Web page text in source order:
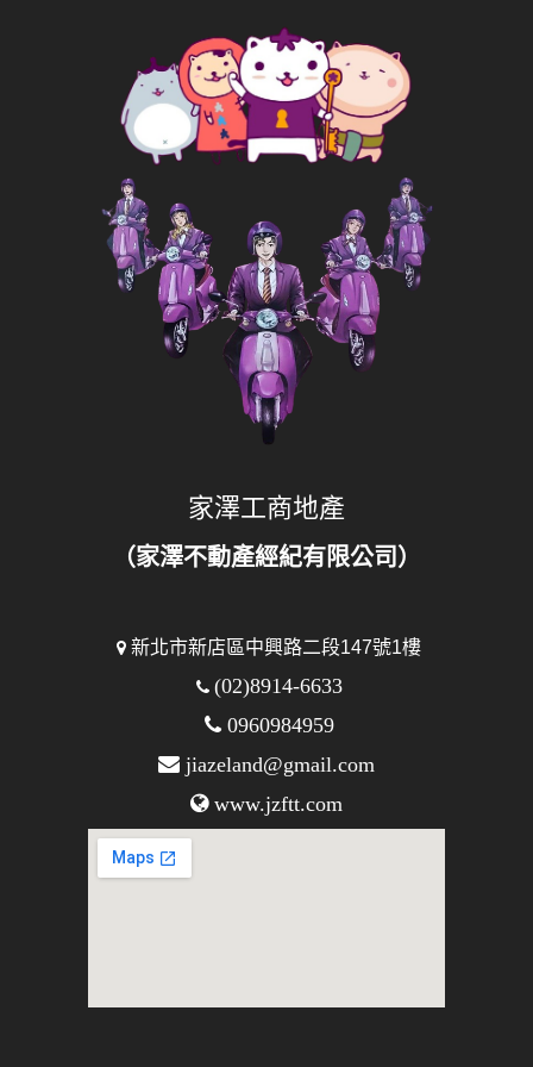
家澤工商地產
（家澤不動產經紀有限公司）
新北市新店區中興路二段147號1樓
(02)8914-6633
0960984959
jiazeland@gmail.com
www.jzftt.com